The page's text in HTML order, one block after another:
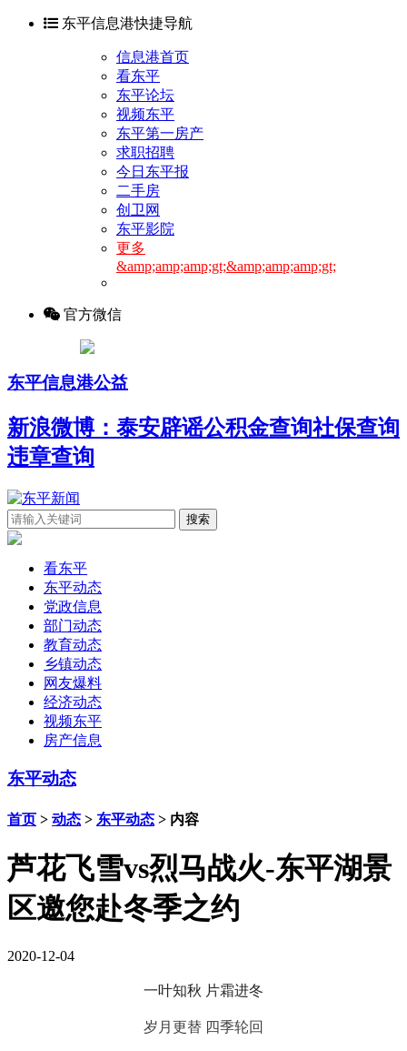
东平信息港快捷导航
信息港首页
看东平
东平论坛
视频东平
东平第一房产
求职招聘
今日东平报
二手房
创卫网
东平影院
更多
&amp;amp;amp;gt;&amp;amp;amp;gt;
官方微信
东平信息港公益
新浪微博：泰安辟谣公积金查询社保查询
违章查询
看东平
东平动态
党政信息
部门动态
教育动态
乡镇动态
网友爆料
经济动态
视频东平
房产信息
东平动态
首页 > 动态 > 东平动态 > 内容
芦花飞雪vs烈马战火-东平湖景
区邀您赴冬季之约
2020-12-04
一叶知秋 片霜进冬
岁月更替 四季轮回